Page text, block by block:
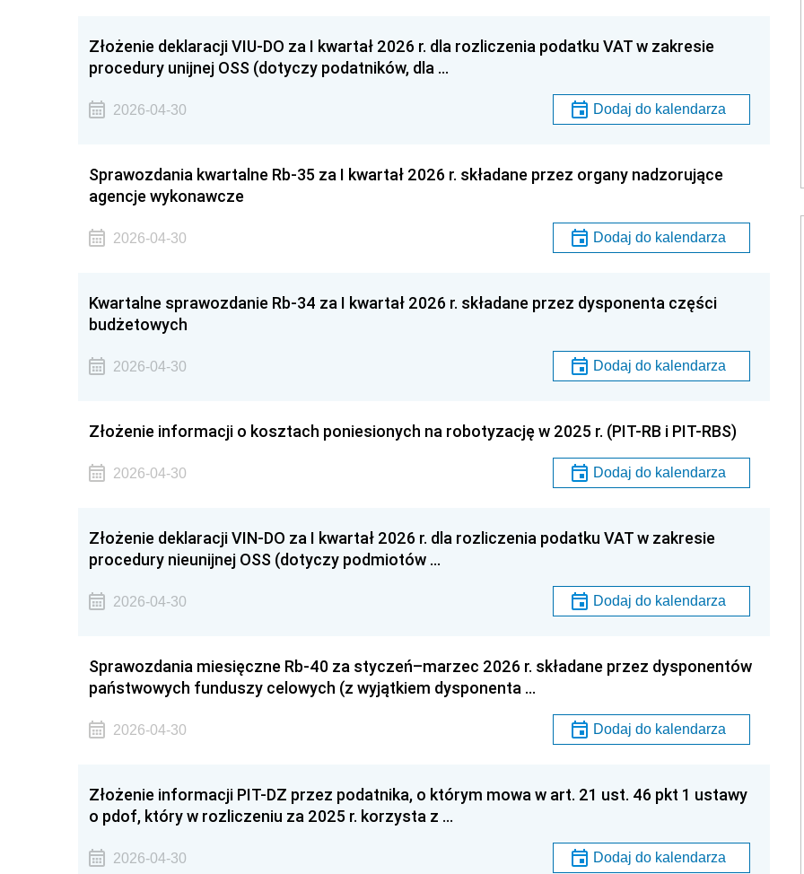
Złożenie deklaracji VIU-DO za I kwartał 2026 r. dla rozliczenia podatku VAT w zakresie
procedury unijnej OSS (dotyczy podatników, dla …
2026-04-30 Dodaj do kalendarza
Sprawozdania kwartalne Rb-35 za I kwartał 2026 r. składane przez organy nadzorujące
agencje wykonawcze
2026-04-30 Dodaj do kalendarza
Kwartalne sprawozdanie Rb-34 za I kwartał 2026 r. składane przez dysponenta części
budżetowych
2026-04-30 Dodaj do kalendarza
Złożenie informacji o kosztach poniesionych na robotyzację w 2025 r. (PIT-RB i PIT-RBS)
2026-04-30 Dodaj do kalendarza
Złożenie deklaracji VIN-DO za I kwartał 2026 r. dla rozliczenia podatku VAT w zakresie
procedury nieunijnej OSS (dotyczy podmiotów …
2026-04-30 Dodaj do kalendarza
Sprawozdania miesięczne Rb-40 za styczeń–marzec 2026 r. składane przez dysponentów
państwowych funduszy celowych (z wyjątkiem dysponenta …
2026-04-30 Dodaj do kalendarza
Złożenie informacji PIT-DZ przez podatnika, o którym mowa w art. 21 ust. 46 pkt 1 ustawy
o pdof, który w rozliczeniu za 2025 r. korzysta z …
2026-04-30 Dodaj do kalendarza